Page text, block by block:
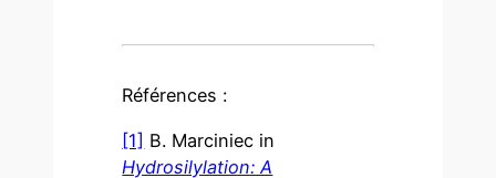
Références :
[1] B. Marciniec in
Hydrosilylation: A